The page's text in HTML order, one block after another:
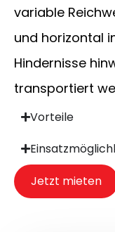
variable
und horizontal
Hindernisse
transportiert
Vorteile
Jetzt mieten